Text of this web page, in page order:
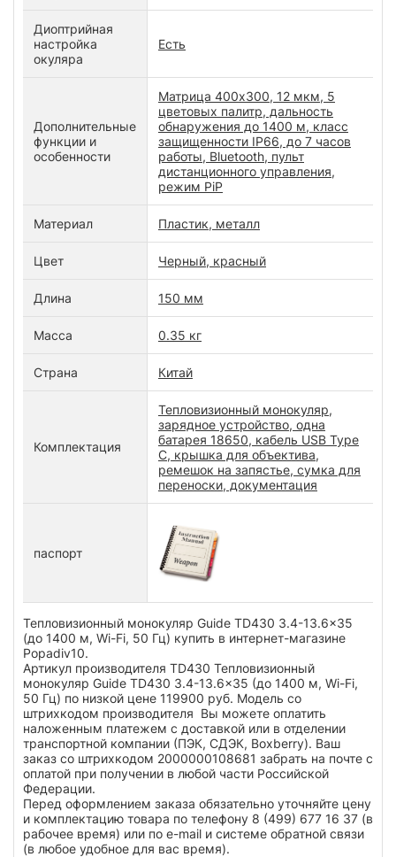
Диоптрийная
настройка
окуляра
Есть
Дополнительные
функции и
особенности
Матрица 400x300, 12 мкм, 5
цветовых палитр, дальность
обнаружения до 1400 м, класс
защищенности IP66, до 7 часов
работы, Bluetooth, пульт
дистанционного управления,
режим PiP
Материал Пластик, металл
Цвет Черный, красный
Длина 150 мм
Масса 0.35 кг
Страна Китай
Комплектация
Тепловизионный монокуляр,
зарядное устройство, одна
батарея 18650, кабель USB Type
C, крышка для объектива,
ремешок на запястье, сумка для
переноски, документация
паспорт
Тепловизионный монокуляр Guide TD430 3.4-13.6x35
(до 1400 м, Wi-Fi, 50 Гц) купить в интернет-магазине
Popadiv10.
Артикул производителя TD430 Тепловизионный
монокуляр Guide TD430 3.4-13.6x35 (до 1400 м, Wi-Fi,
50 Гц) по низкой цене 119900 руб. Модель со
штрихкодом производителя Вы можете оплатить
наложенным платежем с доставкой или в отделении
транспортной компании (ПЭК, СДЭК, Boxberry). Ваш
заказ со штрихкодом 2000000108681 забрать на почте с
оплатой при получении в любой части Российской
Федерации.
Перед оформлением заказа обязательно уточняйте цену
и комплектацию товара по телефону 8 (499) 677 16 37 (в
рабочее время) или по e-mail и системе обратной связи
(в любое удобное для вас время).